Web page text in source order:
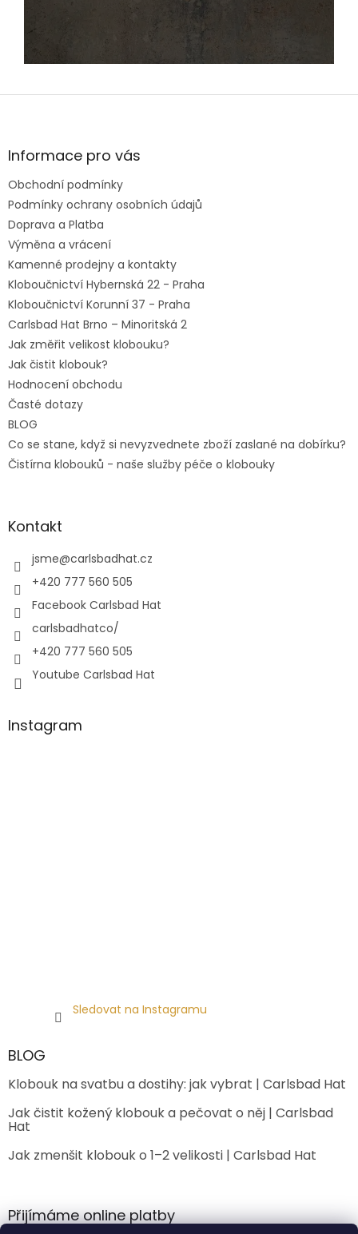
Z
aInformace pro vás
Obchodní podmínky
Podmínky ochrany osobních údajů
Doprava a Platba
Výměna a vrácení
Kamenné prodejny a kontakty
Kloboučnictví Hybernská 22 - Praha
Kloboučnictví Korunní 37 - Praha
Carlsbad Hat Brno – Minoritská 2
Jak změřit velikost klobouku?
Jak čistit klobouk?
Hodnocení obchodu
Časté dotazy
BLOG
Co se stane, když si nevyzvednete zboží zaslané na dobírku?
Čistírna klobouků - naše služby péče o klobouky
Kontakt
jsme@carlsbadhat.cz
+420 777 560 505
Facebook Carlsbad Hat
carlsbadhatco/
+420 777 560 505
Youtube Carlsbad Hat
Instagram
Sledovat na Instagramu
BLOG
Klobouk na svatbu a dostihy: jak vybrat | Carlsbad Hat
Jak čistit kožený klobouk a pečovat o něj | Carlsbad
Hat
Jak zmenšit klobouk o 1–2 velikosti | Carlsbad Hat
Přijímáme online platby